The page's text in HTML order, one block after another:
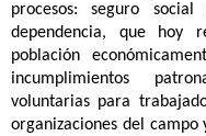
procesos: seguro
dependencia, que hoy
población
incumplimientos
voluntarias para
organizaciones del campo